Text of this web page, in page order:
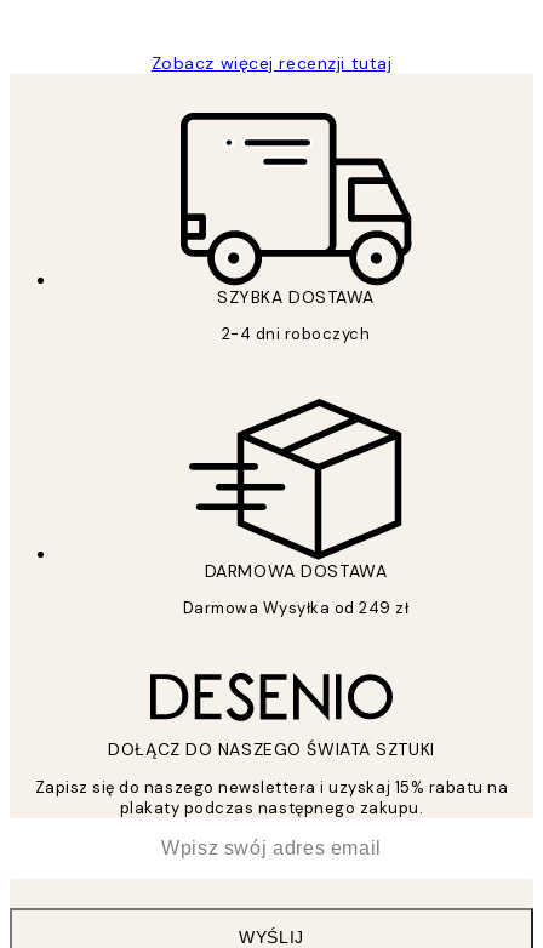
Zobacz więcej recenzji tutaj
SZYBKA DOSTAWA
2-4 dni roboczych
DARMOWA DOSTAWA
Darmowa Wysyłka od 249 zł
DOŁĄCZ DO NASZEGO ŚWIATA SZTUKI
Zapisz się do naszego newslettera i uzyskaj 15% rabatu na
plakaty podczas następnego zakupu.
WYŚLIJ